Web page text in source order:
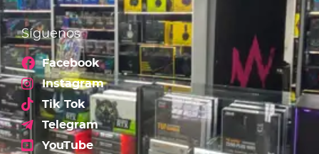
Síguenos
Facebook
Instagram
Tik Tok
Telegram
YouTube